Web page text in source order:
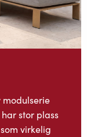
modulserie
stor plass
virkelig